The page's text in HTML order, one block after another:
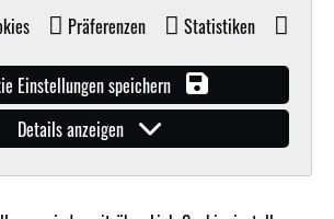
Trade GmbH - Alle Rechte vorbehalten |Impressum| Der
Präferenzen
Statistiken
Einstellungen speichern
Details anzeigen